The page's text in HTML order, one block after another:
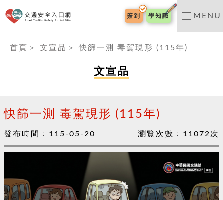
交通安全入口網
簽到 學知識 MENU
首頁 ＞ 文宣品 ＞ 快篩一測 毒駕現形 (115年)
文宣品
快篩一測 毒駕現形 (115年)
發布時間： 115-05-20 瀏覽次數： 11072次